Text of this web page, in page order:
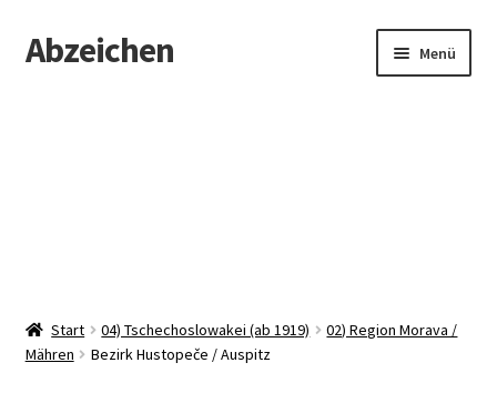
Zur
Navigation
Zum
Inhalt
Abzeichen Menü
Start 04) Tschechoslowakei (ab 1919)
02) Region Morava /
Mähren
Bezirk Hustopeče / Auspitz